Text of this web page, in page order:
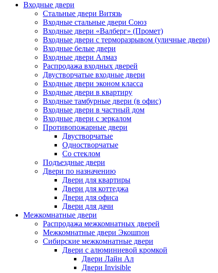
Входные двери
Стальные двери Витязь
Входные стальные двери Союз
Входные двери «Валберг» (Промет)
Входные двери с терморазрывом (уличные двери)
Входные белые двери
Входные двери Алмаз
Распродажа входных дверей
Двустворчатые входные двери
Входные двери эконом класса
Входные двери в квартиру
Входные тамбурные двери (в офис)
Входные двери в частный дом
Входные двери с зеркалом
Противопожарные двери
Двустворчатые
Одностворчатые
Со стеклом
Подъездные двери
Двери по назначению
Двери для квартиры
Двери для коттеджа
Двери для офиса
Двери для дачи
Межкомнатные двери
Распродажа межкомнатных дверей
Межкомнатные двери Экошпон
Сибирские межкомнатные двери
Двери с алюминиевой кромкой
Двери Лайн Ал
Двери Invisible